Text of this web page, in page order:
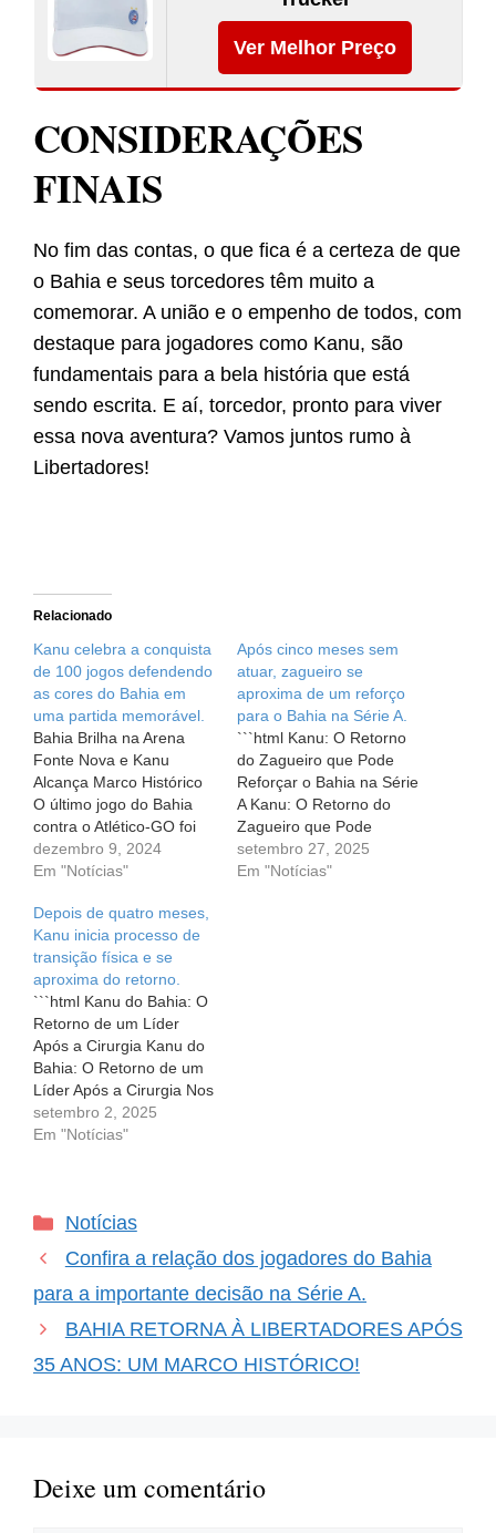
Ver Melhor Preço
CONSIDERAÇÕES
FINAIS
No fim das contas, o que fica é a certeza de que
o Bahia e seus torcedores têm muito a
comemorar. A união e o empenho de todos, com
destaque para jogadores como Kanu, são
fundamentais para a bela história que está
sendo escrita. E aí, torcedor, pronto para viver
essa nova aventura? Vamos juntos rumo à
Libertadores!
Relacionado
Kanu celebra a conquista
de 100 jogos defendendo
as cores do Bahia em
uma partida memorável.
Bahia Brilha na Arena
Fonte Nova e Kanu
Alcança Marco Histórico
O último jogo do Bahia
contra o Atlético-GO foi
um verdadeiro252 0
espetáculo, e não apenas
Essa vitória, conquistada
na Arena Fonte Nova,
teve um gostinho
especial para os
torcedores e para o…
dezembro 9, 2024
Em "Notícias"
Após cinco meses sem
atuar, zagueiro se
aproxima de um reforço
para o Bahia na Série A.
```html Kanu: O Retorno
do Zagueiro que Pode
Reforçar o Bahia na Série
A Kanu: O Retorno do
Zagueiro que Pode
Reforçar o Bahia na Série
A O esporte, assim como
setembro 27, 2025
Em "Notícias"
Depois de quatro meses,
Kanu inicia processo de
transição física e se
aproxima do retorno.
```html Kanu do Bahia: O
Retorno de um Líder
Após a Cirurgia Kanu do
Bahia: O Retorno de um
Líder Após a Cirurgia Nos
campos do futebol, cada
jogador é uma peça
zagueiro Kanu, do Bahia,
setembro 2, 2025
Em "Notícias"
Categorias
Notícias
Confira a relação dos jogadores do Bahia
para a importante decisão na Série A.
BAHIA RETORNA À LIBERTADORES APÓS
35 ANOS: UM MARCO HISTÓRICO!
Deixe um comentário